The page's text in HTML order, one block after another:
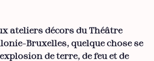
ateliers décors du Théâtre
Bruxelles, quelque chose se
de terre, de feu et de